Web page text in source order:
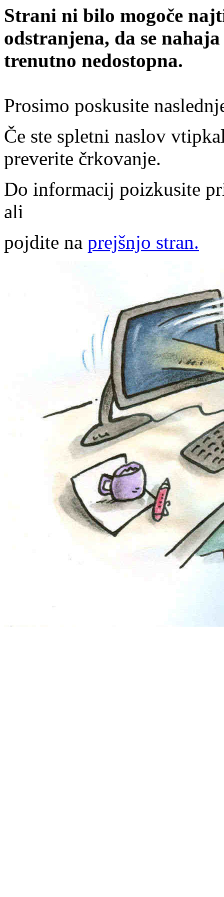
Strani ni bilo mogoče
odstranjena, da se
trenutno nedostopna.
Prosimo poskusite
Če ste spletni naslov
preverite črkovanje.
Do informacij poizkusite
ali
pojdite na prejšnjo stran.